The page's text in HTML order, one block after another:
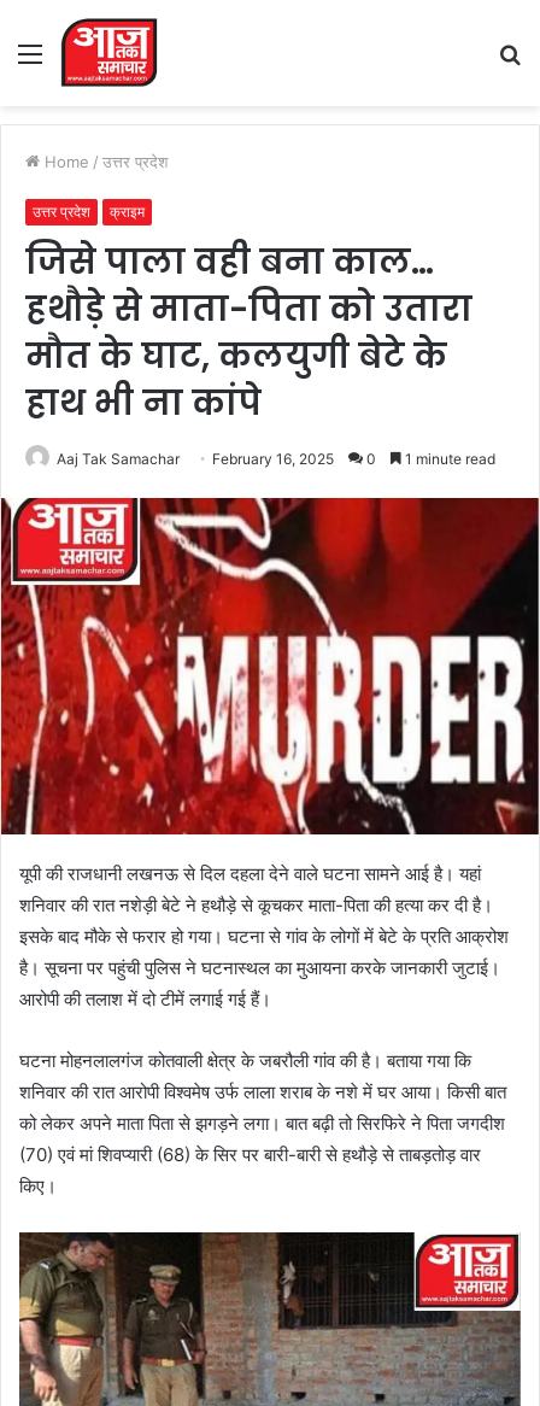
Menu
Home / उत्तर प्रदेश
उत्तर प्रदेश क्राइम
जिसे पाला वही बना काल…
हथौड़े से माता-पिता को उतारा
मौत के घाट, कलयुगी बेटे के
हाथ भी ना कांपे
Aaj Tak Samachar February 16, 2025 0 1 minute read
यूपी की राजधानी लखनऊ से दिल दहला देने वाले घटना सामने आई है। यहां
शनिवार की रात नशेड़ी बेटे ने हथौड़े से कूचकर माता-पिता की हत्या कर दी है।
इसके बाद मौके से फरार हो गया। घटना से गांव के लोगों में बेटे के प्रति आक्रोश
है। सूचना पर पहुंची पुलिस ने घटनास्थल का मुआयना करके जानकारी जुटाई।
आरोपी की तलाश में दो टीमें लगाई गई हैं।
घटना मोहनलालगंज कोतवाली क्षेत्र के जबरौली गांव की है। बताया गया कि
शनिवार की रात आरोपी विश्वमेष उर्फ लाला शराब के नशे में घर आया। किसी बात
को लेकर अपने माता पिता से झगड़ने लगा। बात बढ़ी तो सिरफिरे ने पिता जगदीश
(70) एवं मां शिवप्यारी (68) के सिर पर बारी-बारी से हथौड़े से ताबड़तोड़ वार
किए।